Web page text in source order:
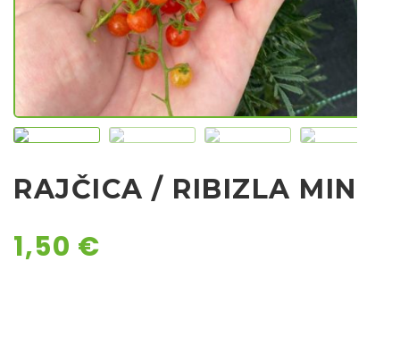
LJEKOVITO I ZAČINSKO
VOĆE / BOBIČASTO VOĆE
Sjeme povrća
Rajčice
Ostalo sjeme
RAJČICA / RIBIZLA MINI
1,50 €